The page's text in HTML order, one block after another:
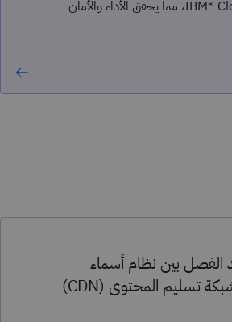
المكتب كخدمة على IBM® Cloud، مما يحقق الأداء والأمان
الفصل بين نظام أسماء
النطاقات (DNS) وشبكة تسليم المحتوى (CDN)